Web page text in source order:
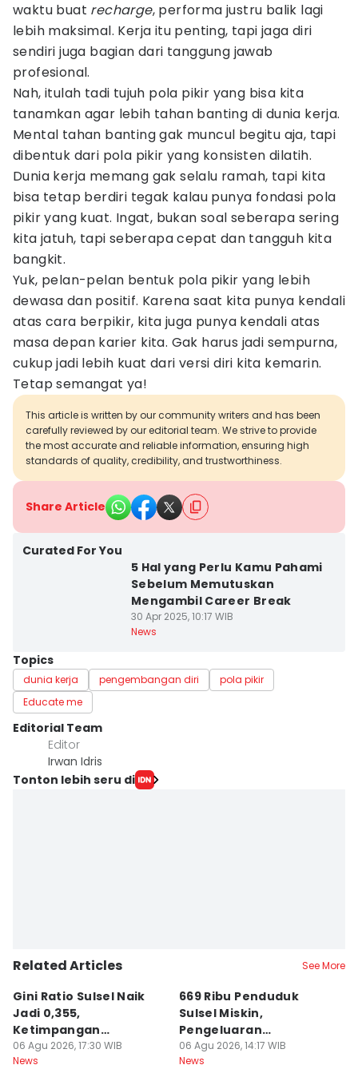
waktu buat recharge, performa justru balik lagi
lebih maksimal. Kerja itu penting, tapi jaga diri
sendiri juga bagian dari tanggung jawab
profesional.
Nah, itulah tadi tujuh pola pikir yang bisa kita
tanamkan agar lebih tahan banting di dunia kerja.
Mental tahan banting gak muncul begitu aja, tapi
dibentuk dari pola pikir yang konsisten dilatih.
Dunia kerja memang gak selalu ramah, tapi kita
bisa tetap berdiri tegak kalau punya fondasi pola
pikir yang kuat. Ingat, bukan soal seberapa sering
kita jatuh, tapi seberapa cepat dan tangguh kita
bangkit.
Yuk, pelan-pelan bentuk pola pikir yang lebih
dewasa dan positif. Karena saat kita punya kendali
atas cara berpikir, kita juga punya kendali atas
masa depan karier kita. Gak harus jadi sempurna,
cukup jadi lebih kuat dari versi diri kita kemarin.
Tetap semangat ya!
This article is written by our community writers and has been
carefully reviewed by our editorial team. We strive to provide
the most accurate and reliable information, ensuring high
standards of quality, credibility, and trustworthiness.
Share Article
Curated For You
5 Hal yang Perlu Kamu Pahami
Sebelum Memutuskan
Mengambil Career Break
30 Apr 2025, 10:17 WIB
News
Topics
dunia kerja pengembangan diri
pola pikir
Educate me
Editorial Team
Editor
Irwan Idris
Tonton lebih seru di
Related Articles See More
Gini Ratio Sulsel Naik
Jadi 0,355,
Ketimpangan
Perdesaan Meningkat
06 Agu 2026, 17:30 WIB
News
669 Ribu Penduduk
Sulsel Miskin,
Pengeluaran
Terbesarnya Rokok
06 Agu 2026, 14:17 WIB
News